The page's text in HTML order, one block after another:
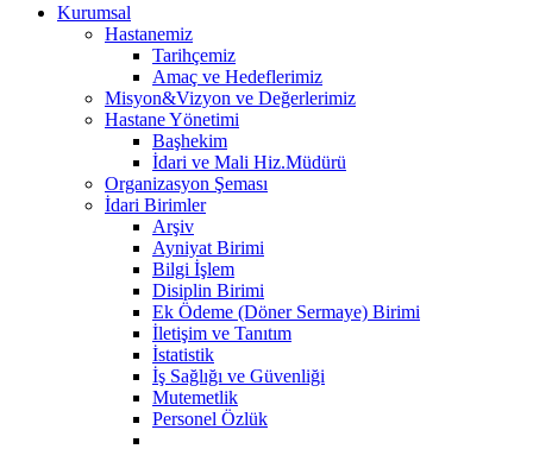
Kurumsal
Hastanemiz
Tarihçemiz
Amaç ve Hedeflerimiz
Misyon&Vizyon ve Değerlerimiz
Hastane Yönetimi
Başhekim
İdari ve Mali Hiz.Müdürü
Organizasyon Şeması
İdari Birimler
Arşiv
Ayniyat Birimi
Bilgi İşlem
Disiplin Birimi
Ek Ödeme (Döner Sermaye) Birimi
İletişim ve Tanıtım
İstatistik
İş Sağlığı ve Güvenliği
Mutemetlik
Personel Özlük